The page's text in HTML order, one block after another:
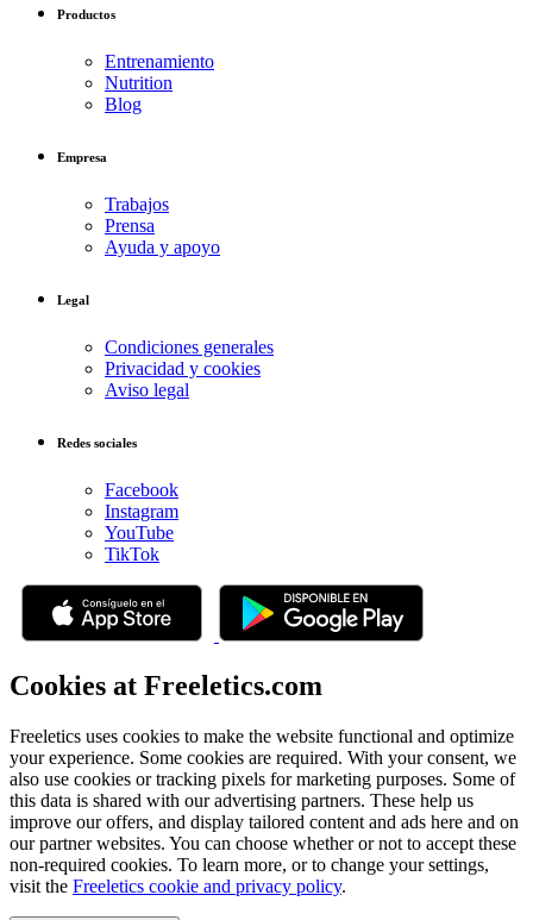
Productos
Entrenamiento
Nutrition
Blog
Empresa
Trabajos
Prensa
Ayuda y apoyo
Legal
Condiciones generales
Privacidad y cookies
Aviso legal
Redes sociales
Facebook
Instagram
YouTube
TikTok
Cookies at Freeletics.com
Freeletics uses cookies to make the website functional and optimize
your experience. Some cookies are required. With your consent, we
also use cookies or tracking pixels for marketing purposes. Some of
this data is shared with our advertising partners. These help us
improve our offers, and display tailored content and ads here and on
our partner websites. You can choose whether or not to accept these
non-required cookies. To learn more, or to change your settings,
visit the Freeletics cookie and privacy policy.